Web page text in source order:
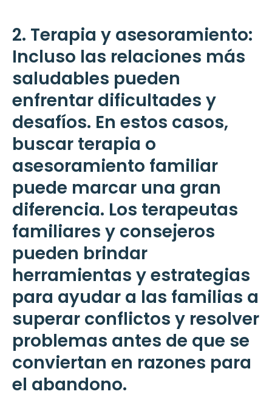
2. Terapia y asesoramiento:
Incluso las relaciones más
saludables pueden
enfrentar dificultades y
desafíos. En estos casos,
buscar terapia o
asesoramiento familiar
puede marcar una gran
diferencia. Los terapeutas
familiares y consejeros
pueden brindar
herramientas y estrategias
para ayudar a las familias a
superar conflictos y resolver
problemas antes de que se
conviertan en razones para
el abandono.